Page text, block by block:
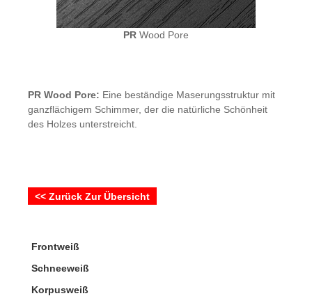
PR Wood Pore
PR Wood Pore: Eine beständige Maserungsstruktur mit
ganzflächigem Schimmer, der die natürliche Schönheit
des Holzes unterstreicht.
<< Zurück Zur Übersicht
Frontweiß
Schneeweiß
Korpusweiß